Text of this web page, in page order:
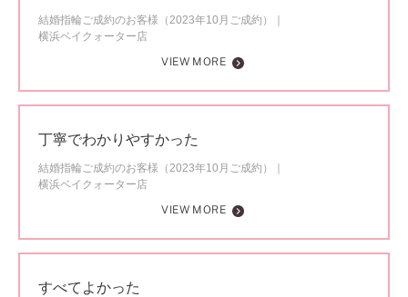
結婚指輪ご成約のお客様（2023年10月ご成約）
横浜ベイクォーター店
VIEW MORE
丁寧でわかりやすかった
結婚指輪ご成約のお客様（2023年10月ご成約）
横浜ベイクォーター店
VIEW MORE
すべてよかった